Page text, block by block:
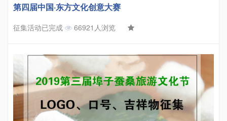
第四届中国·东方文化创意大赛
征集活动已完成 66921人浏览